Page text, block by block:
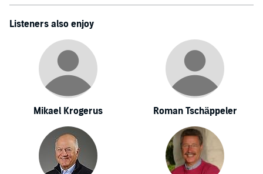
Listeners also enjoy
Mikael Krogerus Roman Tschäppeler